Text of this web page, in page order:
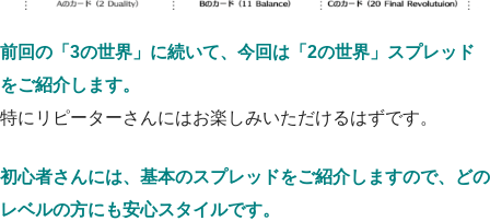
前回の「3の世界」に続いて、今回は「2の世界」スプレッド
をご紹介します。
特にリピーターさんにはお楽しみいただけるはずです。
初心者さんには、基本のスプレッドをご紹介しますので、どの
レベルの方にも安心スタイルです。